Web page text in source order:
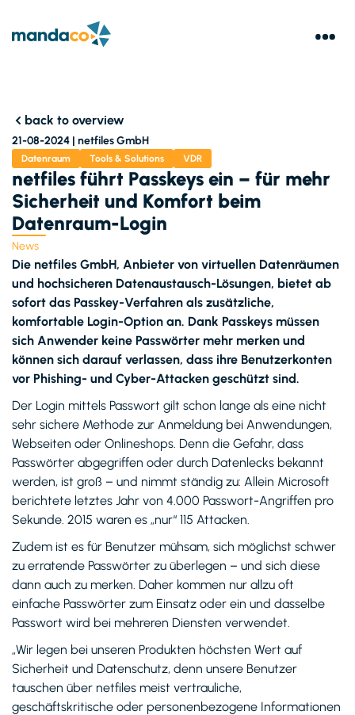
back to overview
21-08-2024 | netfiles GmbH
Datenraum Tools & Solutions VDR
netfiles führt Passkeys ein – für mehr
Sicherheit und Komfort beim
Datenraum-Login
News
Die netfiles GmbH, Anbieter von virtuellen Datenräumen
und hochsicheren Datenaustausch-Lösungen, bietet ab
sofort das Passkey-Verfahren als zusätzliche,
komfortable Login-Option an. Dank Passkeys müssen
sich Anwender keine Passwörter mehr merken und
können sich darauf verlassen, dass ihre Benutzerkonten
vor Phishing- und Cyber-Attacken geschützt sind.
Der Login mittels Passwort gilt schon lange als eine nicht
sehr sichere Methode zur Anmeldung bei Anwendungen,
Webseiten oder Onlineshops. Denn die Gefahr, dass
Passwörter abgegriffen oder durch Datenlecks bekannt
werden, ist groß – und nimmt ständig zu: Allein Microsoft
berichtete letztes Jahr von 4.000 Passwort-Angriffen pro
Sekunde. 2015 waren es „nur“ 115 Attacken.
Zudem ist es für Benutzer mühsam, sich möglichst schwer
zu erratende Passwörter zu überlegen – und sich diese
dann auch zu merken. Daher kommen nur allzu oft
einfache Passwörter zum Einsatz oder ein und dasselbe
Passwort wird bei mehreren Diensten verwendet.
„Wir legen bei unseren Produkten höchsten Wert auf
Sicherheit und Datenschutz, denn unsere Benutzer
tauschen über netfiles meist vertrauliche,
geschäftskritische oder personenbezogene Informationen